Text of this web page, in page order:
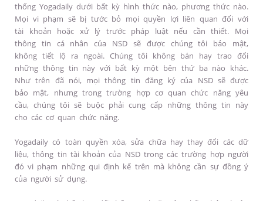
thống Yogadaily dưới bất kỳ hình thức nào, phương thức nào.
Mọi vi phạm sẽ bị tước bỏ mọi quyền lợi liên quan đối với
tài khoản hoặc xử lý trước pháp luật nếu cần thiết. Mọi
thông tin cá nhân của NSD sẽ được chúng tôi bảo mật,
không tiết lộ ra ngoài. Chúng tôi không bán hay trao đổi
những thông tin này với bất kỳ một bên thứ ba nào khác.
Như trên đã nói, mọi thông tin đăng ký của NSD sẽ được
bảo mật, nhưng trong trường hợp cơ quan chức năng yêu
cầu, chúng tôi sẽ buộc phải cung cấp những thông tin này
cho các cơ quan chức năng.
Yogadaily có toàn quyền xóa, sửa chữa hay thay đổi các dữ
liệu, thông tin tài khoản của NSD trong các trường hợp người
đó vi phạm những qui định kể trên mà không cần sự đồng ý
của người sử dụng.